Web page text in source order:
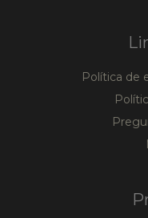
Política de